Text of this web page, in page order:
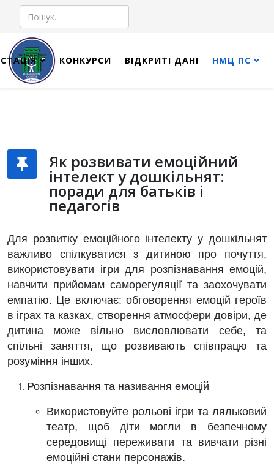
Пошук
КОНКУРСИ ВІДКРИТІ ДАНІ НМЦ ПС
Як розвивати емоційний
інтелект у дошкільнят:
поради для батьків і
педагогів
Для розвитку емоційного інтелекту у дошкільнят
важливо спілкуватися з дитиною про почуття,
використовувати ігри для розпізнавання емоцій,
навчити прийомам саморегуляції та заохочувати
емпатію. Це включає: обговорення емоцій героїв
в іграх та казках, створення атмосфери довіри, де
дитина може вільно висловлювати себе, та
спільні заняття, що розвивають співпрацю та
розуміння інших.
Розпізнавання та називання емоцій
Використовуйте рольові ігри та ляльковий
театр, щоб діти могли в безпечному
середовищі переживати та вивчати різні
емоційні стани персонажів.